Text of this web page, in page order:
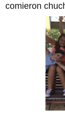
comieron